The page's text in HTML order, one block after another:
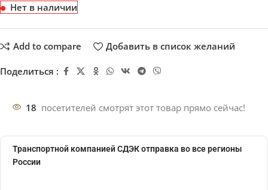
Нет в наличии
Add to compare Добавить в список желаний
Поделиться :
18 посетителей смотрят этот товар прямо сейчас!
Транспортной компанией СДЭК отправка во все регионы
России